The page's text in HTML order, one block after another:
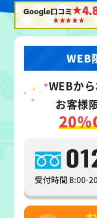
Google口コミ
WEB
WEBか
お客様